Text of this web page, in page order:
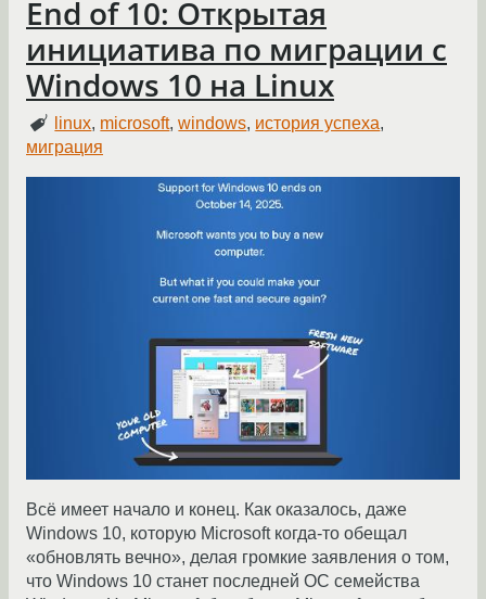
End of 10: Открытая
инициатива по миграции с
Windows 10 на Linux
linux, microsoft,windows, история успеха,
миграция
Всё имеет начало и конец. Как оказалось, даже
Windows 10, которую Microsoft когда-то обещал
«обновлять вечно», делая громкие заявления о том,
что Windows 10 станет последней ОС семейства